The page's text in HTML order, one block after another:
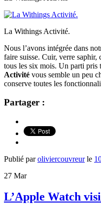
La Withings Activité.
Nous l’avons intégrée dans
faire suisse. Cuir, verre saphir,
tous les six mois. Un parti pris
Activité vous semble un peu
conserve toutes les
Partager :
Publié paroliviercouvreurle
27 Mar
L’Apple Watch